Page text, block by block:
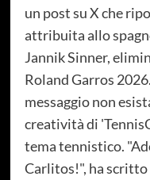
un post su X che
attribuita allo
Jannik Sinner,
Roland Garros
messaggio non
creatività di
tema tennistico.
Carlitos!", ha